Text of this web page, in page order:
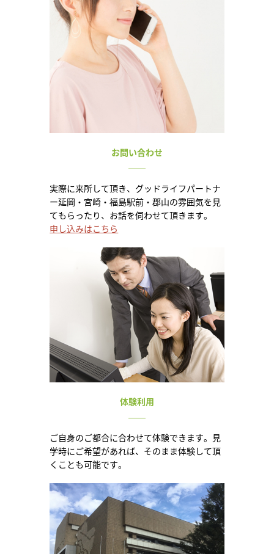
お問い合わせ
実際に来所して頂き、グッドライフパートナ
ー延岡・宮崎・福島駅前・郡山の雰囲気を見
てもらったり、お話を伺わせて頂きます。
申し込みはこちら
体験利用
ご自身のご都合に合わせて体験できます。見
学時にご希望があれば、そのまま体験して頂
くことも可能です。